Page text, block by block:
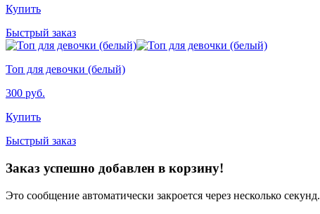
Купить
Быстрый заказ
Топ для девочки (белый)
300 руб.
Купить
Быстрый заказ
Заказ успешно добавлен в корзину!
Это сообщение автоматически закроется через несколько секунд.